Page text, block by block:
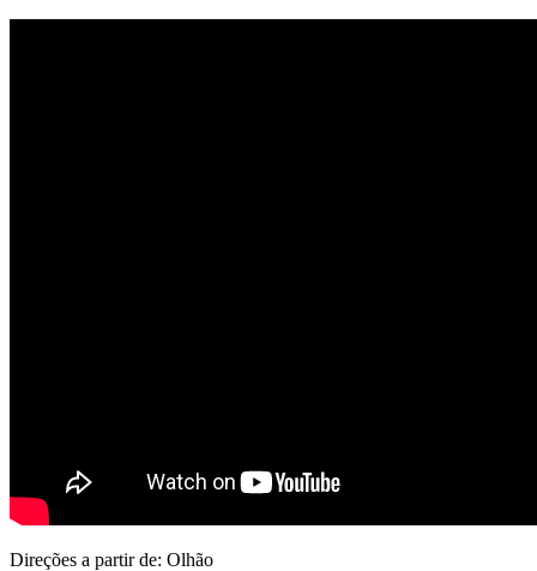
Direções a partir de: Olhão